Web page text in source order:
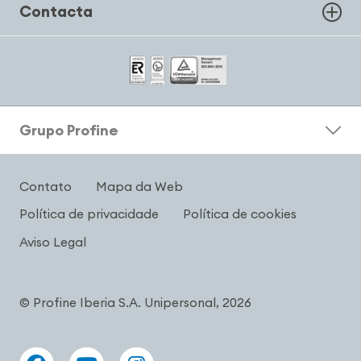
Contacta
Grupo Profine
Contato
Mapa da Web
Política de privacidade
Política de cookies
Aviso Legal
© Profine Iberia S.A. Unipersonal, 2026